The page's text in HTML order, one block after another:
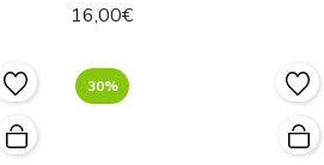
16,00€
30%